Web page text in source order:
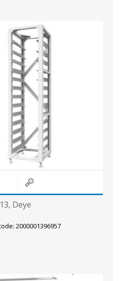
Deye
2000001396957